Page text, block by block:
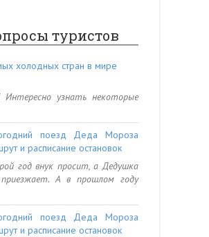
туристов
холодных стран в мире
узнать некоторые
поезд Деда Мороза
и расписание остановок
год внук просит, а Дедушка
А в прошлом году
поезд Деда Мороза
и расписание остановок